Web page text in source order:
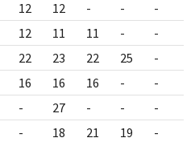
12 12 - - -
12 11 11 - -
22 23 22 25 -
16 16 16 - -
- 27 - - -
- 18 21 19 -